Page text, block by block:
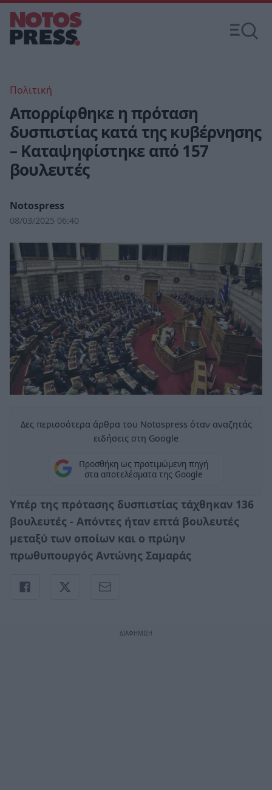
Πολιτική
Απορρίφθηκε η πρόταση
δυσπιστίας κατά της κυβέρνησης
– Καταψηφίστηκε από 157
βουλευτές
Notospress
08/03/2025 06:40
Δες περισσότερα άρθρα του Notospress όταν αναζητάς
ειδήσεις στη Google
Προσθήκη ως προτιμώμενη πηγή
στα αποτελέσματα της Google
Υπέρ της πρότασης δυσπιστίας τάχθηκαν 136
βουλευτές - Απόντες ήταν επτά βουλευτές
μεταξύ των οποίων και ο πρώην
πρωθυπουργός Αντώνης Σαμαράς